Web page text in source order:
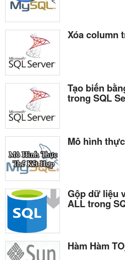
Xóa column
Tạo biến
trong SQL
Mô hình
Gộp dữ liệu
ALL trong
Hàm Hàm